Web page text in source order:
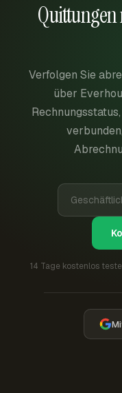
Verfolgen Sie
über
14 Tage kostenlos